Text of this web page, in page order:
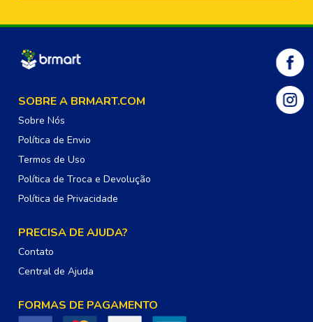
SOBRE A BRMART.COM
Sobre Nós
Política de Envio
Termos de Uso
Política de Troca e Devolução
Política de Privacidade
PRECISA DE AJUDA?
Contato
Central de Ajuda
FORMAS DE PAGAMENTO